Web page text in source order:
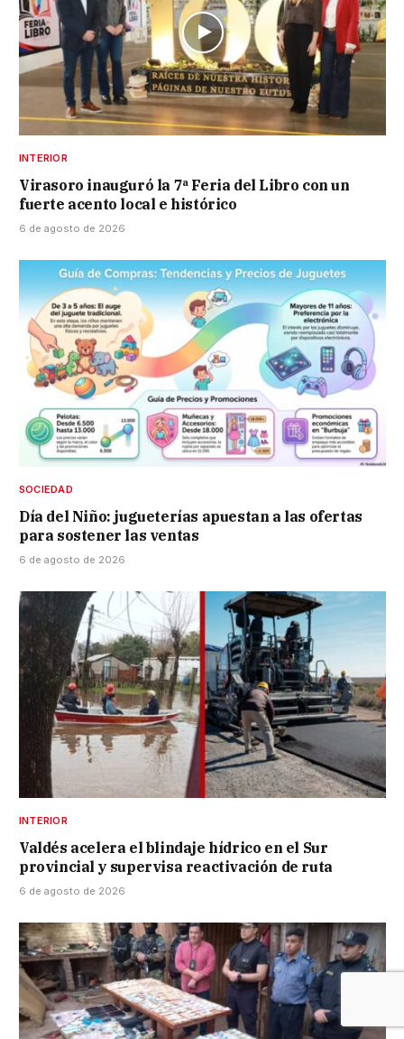
INTERIOR
Virasoro inauguró la 7ª Feria del Libro con un
fuerte acento local e histórico
6 de agosto de 2026
SOCIEDAD
Día del Niño: jugueterías apuestan a las ofertas
para sostener las ventas
6 de agosto de 2026
INTERIOR
Valdés acelera el blindaje hídrico en el Sur
provincial y supervisa reactivación de ruta
6 de agosto de 2026